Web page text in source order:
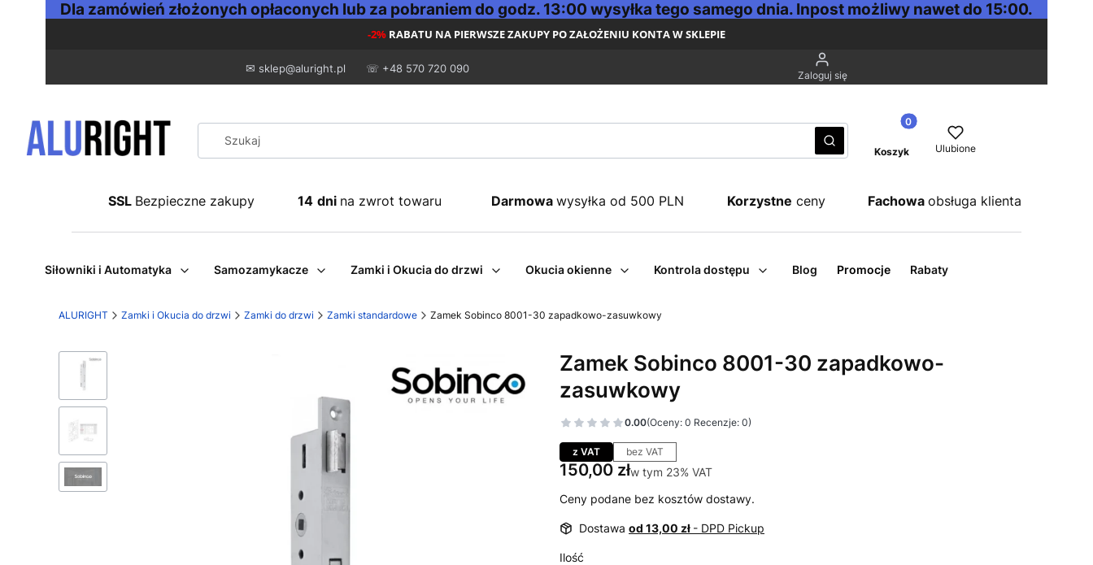
Dla zamówień złożonych opłaconych lub za pobraniem do godz. 13:00 wysyłka tego samego dnia. Inpost możliwy nawet do 15:00.
-2% RABATU NA PIERWSZE ZAKUPY PO ZAŁOŻENIU KONTA W SKLEPIE
✉ sklep@aluright.pl ☏ +48 570 720 090 Zaloguj się
WyczyśćSzukaj
Produkty w koszyku: 0. Zobacz
Koszyk Ulubione
SSL Bezpieczne zakupy 14 dni na zwrot towaru Darmowa wysyłka od 500 PLN Korzystne ceny Fachowa obsługa klienta
Siłowniki i Automatyka Samozamykacze Zamki i Okucia do drzwi Okucia okienne Kontrola dostępu Blog Promocje Rabaty
ALURIGHT Zamki i Okucia do drzwi Zamki do drzwi Zamki standardowe Zamek Sobinco 8001-30 zapadkowo-zasuwkowy
Zamek Sobinco 8001-30 zapadkowo-
zasuwkowy
0.00(Oceny: 0 Recenzje: 0)
Przejdź do sekcji Opinie
z VAT bez VAT
Cena
150,00 złw tym 23% VAT
w tym 23% VAT
Ceny podane bez kosztów dostawy.
Dostawa od 13,00 zł - DPD Pickup
Ilość